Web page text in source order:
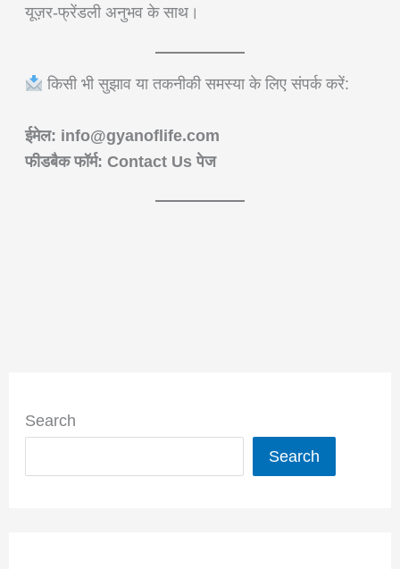
यूज़र-फ्रेंडली अनुभव के साथ।
किसी भी सुझाव या तकनीकी समस्या के लिए संपर्क करें:
ईमेल: info@gyanoflife.com
फीडबैक फॉर्म: Contact Us पेज
Search
Search